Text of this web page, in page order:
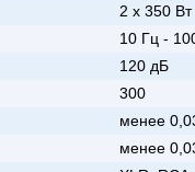
2 х 350
10 Гц -
120 дБ
300
менее
менее